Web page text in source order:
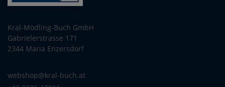
Kral-Mödling-Buch GmbH
Gabrielerstrasse 171
2344 Maria Enzersdorf
webshop@kral-buch.at